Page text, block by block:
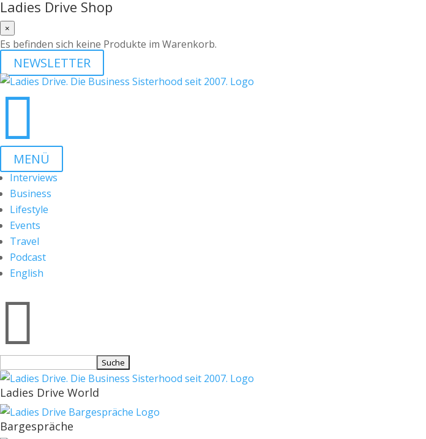
Ladies Drive Shop
×
Es befinden sich keine Produkte im Warenkorb.
NEWSLETTER

MENÜ
Interviews
Business
Lifestyle
Events
Travel
Podcast
English

nach:
Ladies Drive World
Bargespräche